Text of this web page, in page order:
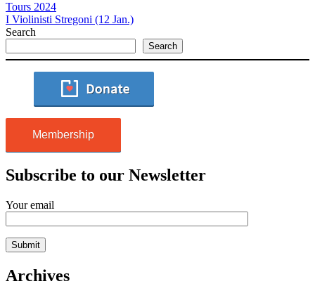
Tours 2024
I Violinisti Stregoni (12 Jan.)
Search
Search
Membership
Subscribe to our Newsletter
Your email
Archives